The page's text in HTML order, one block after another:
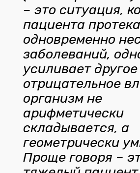
– это ситуация,
пациента
одновременно
заболеваний,
усиливает
отрицательное
организм не
арифметически
складывается, а
геометрически
Проще говоря –